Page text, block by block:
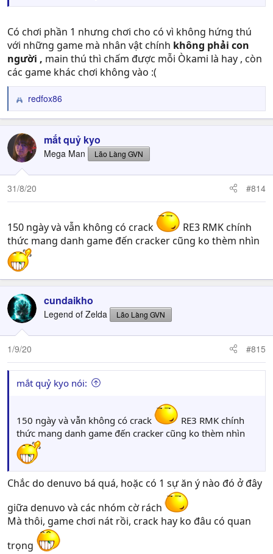
Có chơi phần 1 nhưng chơi cho có vì không hứng thú
với những game mà nhân vật chính không phải con
người , main thú thì chấm được mỗi Òkami là hay , còn
các game khác chơi không vào :(
R
e
c
t
i
o
n
s
redfox86
mắt quỷ kyo
Mega Man Lão Làng GVN
31/8/20 #814
150 ngày và vẫn không có crack
RE3 RMK chính
thức mang danh game đến cracker cũng ko thèm nhìn
cundaikho
Legend of Zelda Lão Làng GVN
1/9/20 #815
mắt quỷ kyo nói:
150 ngày và vẫn không có crack
RE3 RMK chính
thức mang danh game đến cracker cũng ko thèm nhìn
Chắc do denuvo bá quá, hoặc có 1 sự ăn ý nào đó ở đây
giữa denuvo và các nhóm cờ rách
Mà thôi, game chơi nát rồi, crack hay ko đâu có quan
trọng